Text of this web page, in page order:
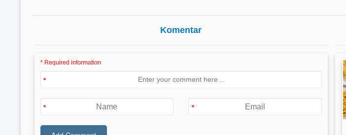
Komentar
* Required information